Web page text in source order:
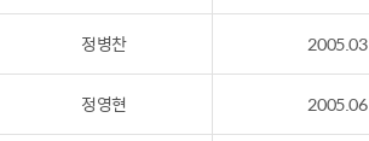
정병찬 2005.03
정영현 2005.06